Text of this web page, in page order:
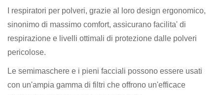
I respiratori per polveri, grazie al loro design ergonomico,
sinonimo di massimo comfort, assicurano facilita' di
respirazione e livelli ottimali di protezione dalle polveri
pericolose.
Le semimaschere e i pieni facciali possono essere usati
con un'ampia gamma di filtri che offrono un'efficace